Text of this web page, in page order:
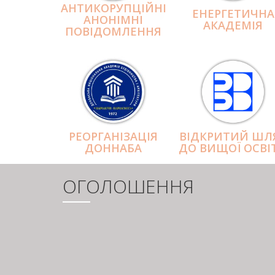
АНТИКОРУПЦІЙНІ
АНОНІМНІ
ПОВІДОМЛЕННЯ
ЕНЕРГЕТИЧНА
АКАДЕМІЯ
РЕОРГАНІЗАЦІЯ
ДОННАБА
ВІДКРИТИЙ
ДО ВИЩОЇ
ОГОЛОШЕННЯ